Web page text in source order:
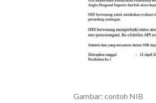
Gambar: contoh NIB